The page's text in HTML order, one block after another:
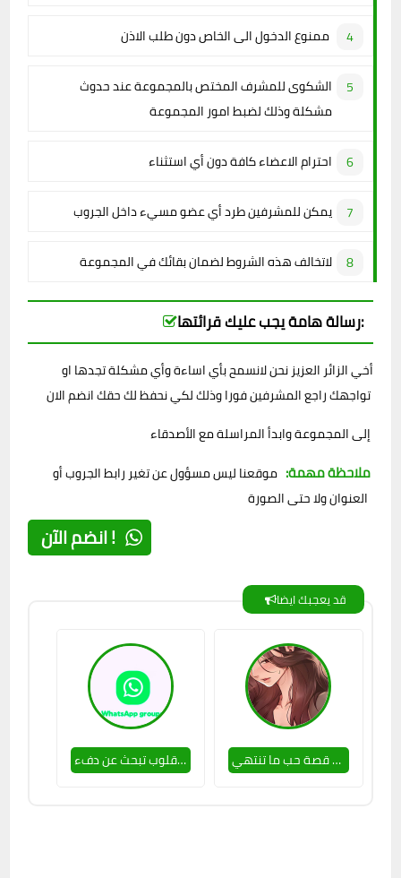
الشكوى للمشرف المختص بالمجموعة عند حدوث
مشكلة وذلك لضبط امور المجموعة
احترام الاعضاء كافة دون أي استثناء
يمكن للمشرفين طرد أي عضو مسيء داخل الجروب
لاتخالف هذه الشروط لضمان بقائك في المجموعة
رسالة هامة يجب عليك قرائتها:
أخي الزائر العزيز نحن لانسمح بأي اساءة وأي مشكلة تجدها او
ملاحظة مهمة: موقعنا ليس مسؤول عن تغير رابط الجروب أو
انضم الآن !
قد يعجبك ايضا
قلوب تبحث عن دفء 🥵😊 جروب قصة حب ما تنتهي 🔥✔